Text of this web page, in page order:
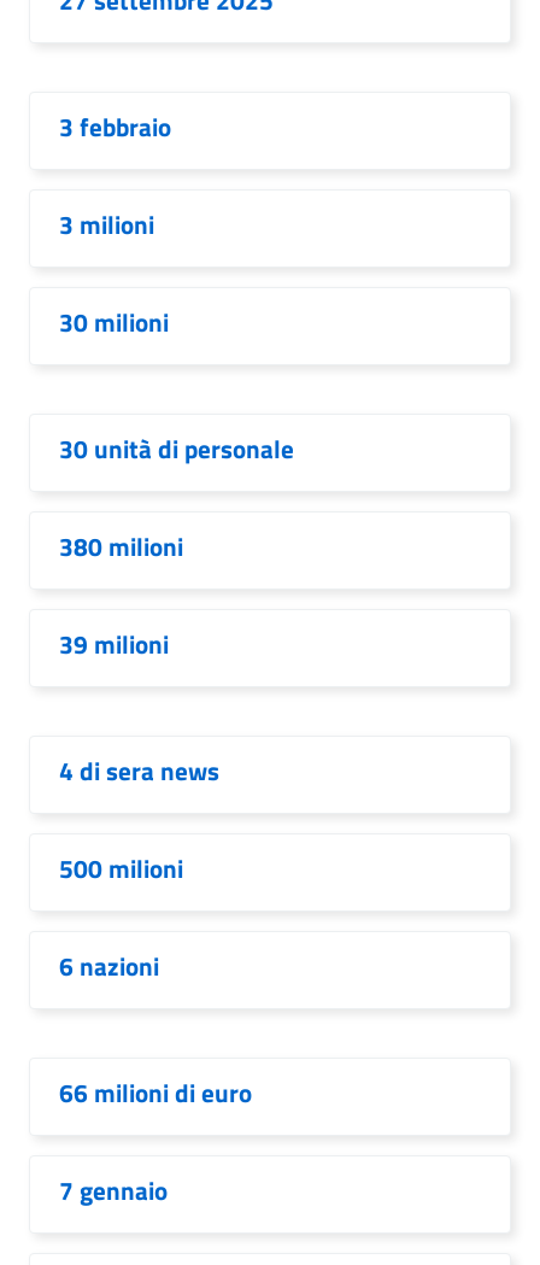
3 febbraio
3 milioni
30 milioni
30 unità di personale
380 milioni
39 milioni
4 di sera news
500 milioni
6 nazioni
66 milioni di euro
7 gennaio